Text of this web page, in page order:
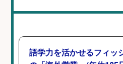
語学力を活かせるフィッ